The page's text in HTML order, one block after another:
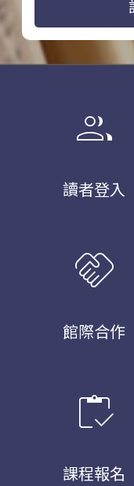
group
讀者登入
handshake
館際合作
inventory
課程報名